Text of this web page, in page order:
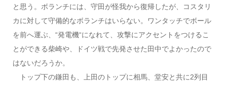
と思う。ボランチには、守田が怪我から復帰したが、コスタリ
カに対して守備的なボランチはいらない。ワンタッチでボール
を前へ運ぶ、“発電機“になれて、攻撃にアクセントをつけるこ
とができる柴崎や、ドイツ戦で先発させた田中でよかったので
はないだろうか。
トップ下の鎌田も、上田のトップに相馬、堂安と共に2列目